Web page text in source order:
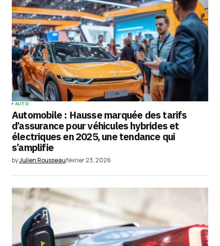
AUTO
Automobile : Hausse marquée des tarifs
d’assurance pour véhicules hybrides et
électriques en 2025, une tendance qui
s’amplifie
byJulien Rousseaufévrier 23, 2026